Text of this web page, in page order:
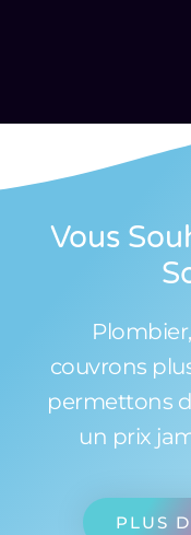
Vous
couvrons
permettons
un prix
PLUS